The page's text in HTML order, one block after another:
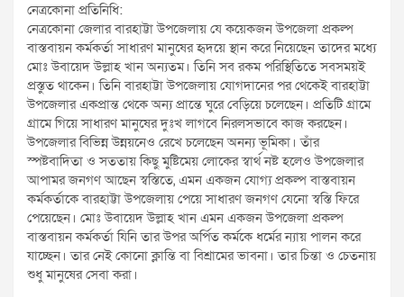
নেত্রকোনা প্রতিনিধি:
নেত্রকোনা জেলার বারহাট্টা উপজেলায় যে কয়েকজন উপজেলা প্রকল্প
বাস্তবায়ন কর্মকর্তা সাধারণ মানুষের হৃদয়ে স্থান করে নিয়েছেন তাদের মধ্যে
মোঃ উবায়েদ উল্লাহ খান অন্যতম। তিনি সব রকম পরিস্থিতিতে সবসময়ই
প্রস্তুত থাকেন। তিনি বারহাট্টা উপজেলায় যোগদানের পর থেকেই বারহাট্টা
উপজেলার একপ্রান্ত থেকে অন্য প্রান্তে ঘুরে বেড়িয়ে চলেছেন। প্রতিটি গ্রামে
গ্রামে গিয়ে সাধারণ মানুষের দুঃখ লাগবে নিরলসভাবে কাজ করছেন।
উপজেলার বিভিন্ন উন্নয়নেও রেখে চলেছেন অনন্য ভূমিকা। তাঁর
স্পষ্টবাদিতা ও সততায় কিছু মুষ্টিমেয় লোকের স্বার্থ নষ্ট হলেও উপজেলার
আপামর জনগণ আছেন স্বস্তিতে, এমন একজন যোগ্য প্রকল্প বাস্তবায়ন
কর্মকর্তাকে বারহাট্টা উপজেলায় পেয়ে সাধারণ জনগণ যেনো স্বস্তি ফিরে
পেয়েছেন। মোঃ উবায়েদ উল্লাহ খান এমন একজন উপজেলা প্রকল্প
বাস্তবায়ন কর্মকর্তা যিনি তার উপর অর্পিত কর্মকে ধর্মের ন্যায় পালন করে
যাচ্ছেন। তার নেই কোনো ক্লান্তি বা বিশ্রামের ভাবনা। তার চিন্তা ও চেতনায়
শুধু মানুষের সেবা করা।